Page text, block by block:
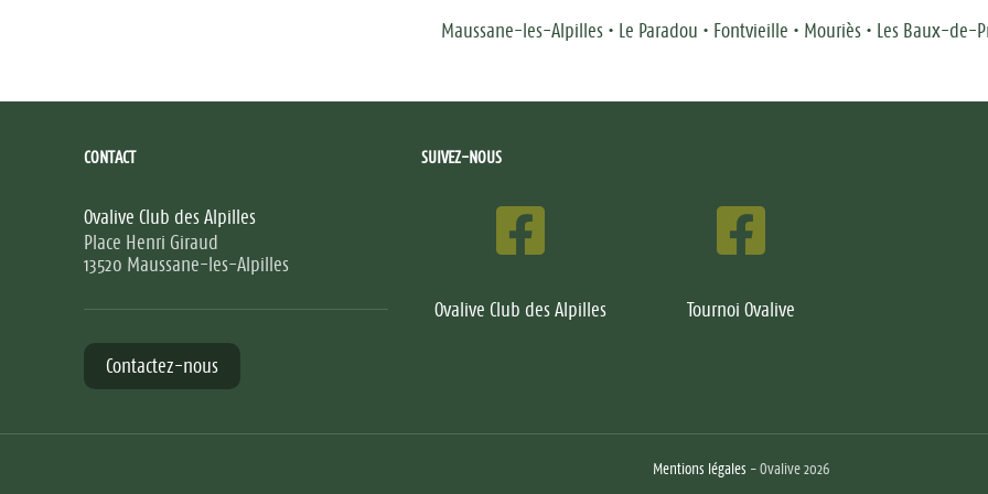
Maussane-les-Alpilles • Le Paradou • Fontvieille • Mouriès • Les Baux-de-
CONTACT
Ovalive Club des Alpilles
Place Henri Giraud
13520 Maussane-les-Alpilles
Contactez-nous
SUIVEZ-NOUS
Ovalive Club des Alpilles Tournoi Ovalive
Mentions légales - Ovalive 2026